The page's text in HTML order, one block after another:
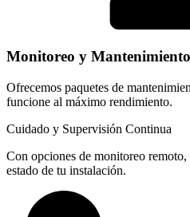
Monitoreo y Mantenimiento
Ofrecemos paquetes de
funcione al máximo rendimiento.
Cuidado y Supervisión Continua
Con opciones de monitoreo remoto,
estado de tu instalación.